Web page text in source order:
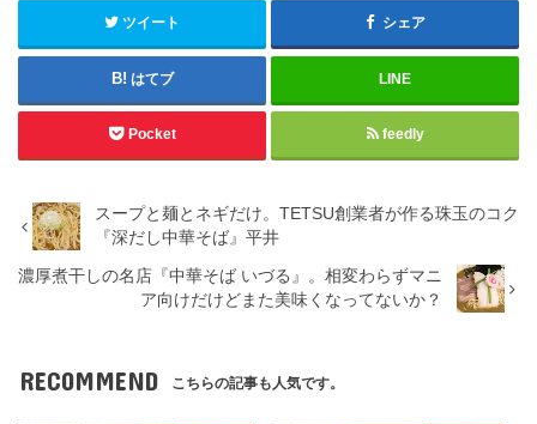
ツイート シェア
はてブ LINE
Pocket feedly
スープと麺とネギだけ。TETSU創業者が作る珠玉のコク
『深だし中華そば』平井
濃厚煮干しの名店『中華そば いづる』。相変わらずマニ
ア向けだけどまた美味くなってないか？
RECOMMEND こちらの記事も人気です。